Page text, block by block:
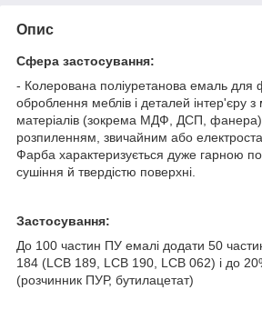
Опис
Сфера застосування:
- Колерована поліуретанова емаль для
оброблення меблів і деталей інтер'єру
матеріалів (зокрема МДФ, ДСП,
розпиленням, звичайним або
Фарба характеризується дуже гарною
сушіння й твердістю поверхні.
Застосування:
До 100 частин ПУ емалі додати 50
184 (LCB 189, LCB 190, LCB 062) і до
(розчинник ПУР, бутилацетат)